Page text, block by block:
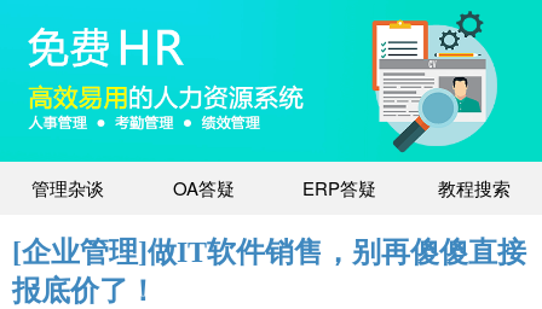
管理杂谈 OA答疑 ERP答疑 教程搜索
[企业管理]做IT软件销售，别再傻傻直接
报底价了！